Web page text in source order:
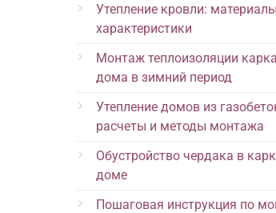
Утепление кровли:
характеристики
Монтаж теплоизоляции
дома в зимний период
Утепление домов из
расчеты и методы монтажа
Обустройство чердака в
доме
Пошаговая инструкция по